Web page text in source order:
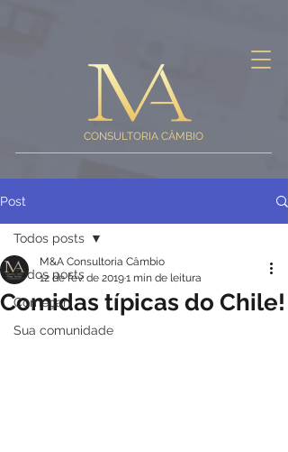
CONSULTORIA CÂMBIO
Post
Todos posts
Começar
Sua comunidade
Todos posts
Comidas típicas do Chile!
M&A Consultoria Câmbio
12 de fev. de 20191 min de leitura